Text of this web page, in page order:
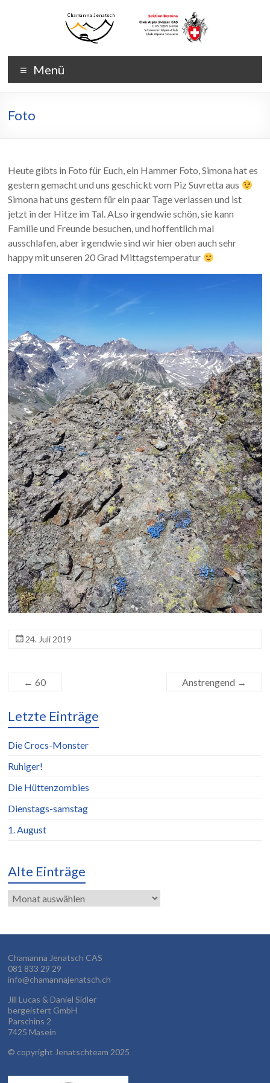
Chamanna
Jenatsch
Chamanna
Jenatsch
CAS
Menü
Foto
Heute gibts in Foto für Euch, ein Hammer Foto, Simona hat es
gestern gemacht und uns geschickt vom Piz Suvretta aus
Simona hat uns gestern für ein paar Tage verlassen und ist
jetzt in der Hitze im Tal. ALso irgendwie schön, sie kann
Familie und Freunde besuchen, und hoffentlich mal
ausschlafen, aber irgendwie sind wir hier oben auch sehr
happy mit unseren 20 Grad Mittagstemperatur
24. Juli 2019
← 60 Anstrengend →
Letzte Einträge
Die Crocs-Monster
Ruhiger!
Die Hüttenzombies
Dienstags-samstag
1. August
Alte Einträge
Alte
Einträge
Chamanna Jenatsch CAS
081 833 29 29
info@chamannajenatsch.ch
Jill Lucas & Daniel Sidler
bergeistert GmbH
Parschins 2
7425 Masein
© copyright Jenatschteam 2025